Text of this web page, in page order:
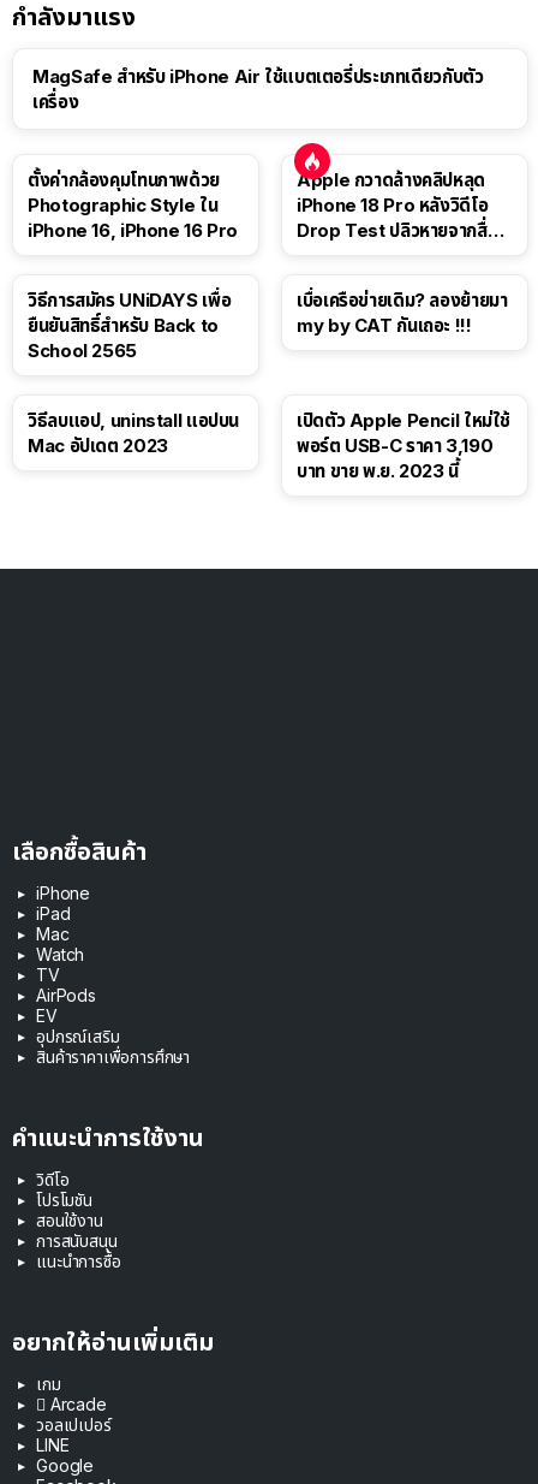
กำลังมาแรง
MagSafe สำหรับ iPhone Air ใช้แบตเตอรี่ประเภทเดียวกับตัว
เครื่อง
ตั้งค่ากล้องคุมโทนภาพด้วย
Photographic Style ใน
iPhone 16, iPhone 16 Pro
Apple กวาดล้างคลิปหลุด
iPhone 18 Pro หลังวิดีโอ
Drop Test ปลิวหายจากสื่อ
วิธีการสมัคร UNiDAYS เพื่อ
ยืนยันสิทธิ์สำหรับ Back to
School 2565
เบื่อเครือข่ายเดิม? ลองย้ายมา
my by CAT กันเถอะ !!!
วิธีลบแอป, uninstall แอปบน
Mac อัปเดต 2023
เปิดตัว Apple Pencil ใหม่ใช้
พอร์ต USB-C ราคา 3,190
บาท ขาย พ.ย. 2023 นี้
เลือกซื้อสินค้า
iPhone
iPad
Mac
Watch
TV
AirPods
EV
อุปกรณ์เสริม
สินค้าราคาเพื่อการศึกษา
คำแนะนำการใช้งาน
วิดีโอ
โปรโมชัน
สอนใช้งาน
การสนับสนุน
แนะนำการซื้อ
อยากให้อ่านเพิ่มเติม
เกม
 Arcade
วอลเปเปอร์
LINE
Google